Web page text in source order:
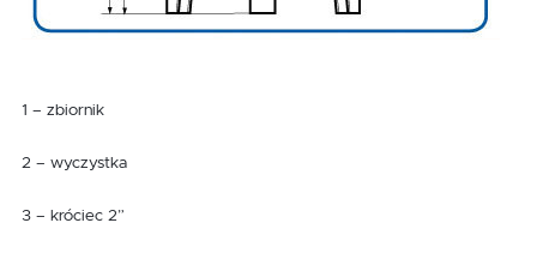
1 – zbiornik
2 – wyczystka
3 – króciec 2”